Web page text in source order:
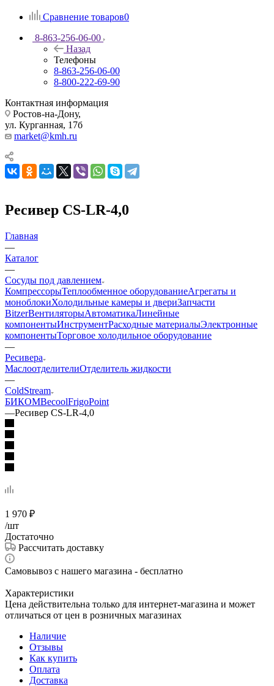
Сравнение товаров0
8-863-256-06-00
Назад
Телефоны
8-863-256-06-00
8-800-222-69-90
Контактная информация
Ростов-на-Дону,
ул. Курганная, 17б
market@kmh.ru
Ресивер CS-LR-4,0
Главная
—
Каталог
—
Сосуды под давлением
КомпрессорыТеплообменное оборудованиеАгрегаты и
моноблокиХолодильные камеры и двериЗапчасти
BitzerВентиляторыАвтоматикаЛинейные
компонентыИнструментРасходные материалыЭлектронные
компонентыТорговое холодильное оборудование
—
Ресивера
МаслоотделителиОтделитель жидкости
—
ColdStream
БИКОМBecoolFrigoPoint
—Ресивер CS-LR-4,0
1 970 ₽
/шт
Достаточно
Рассчитать доставку
Самовывоз с нашего магазина - бесплатно
Характеристики
Цена действительна только для интернет-магазина и может
отличаться от цен в розничных магазинах
Наличие
Отзывы
Как купить
Оплата
Доставка